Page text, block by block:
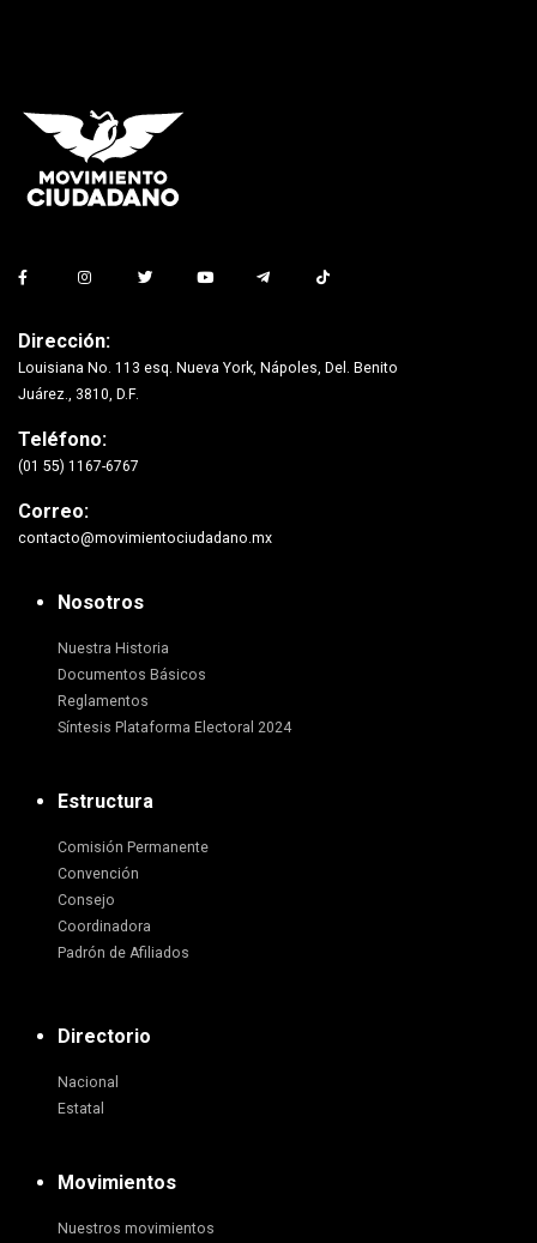
Dirección:
Louisiana No. 113 esq. Nueva York, Nápoles, Del. Benito
Juárez., 3810, D.F.
Teléfono:
(01 55) 1167-6767
Correo:
contacto@movimientociudadano.mx
Nosotros
Nuestra Historia
Documentos Básicos
Reglamentos
Síntesis Plataforma Electoral 2024
Estructura
Comisión Permanente
Convención
Consejo
Coordinadora
Padrón de Afiliados
Directorio
Nacional
Estatal
Movimientos
Nuestros movimientos